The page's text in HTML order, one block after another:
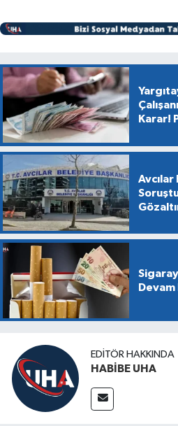
Karar!
EDITÖR HAKKINDA
HABİBE UHA